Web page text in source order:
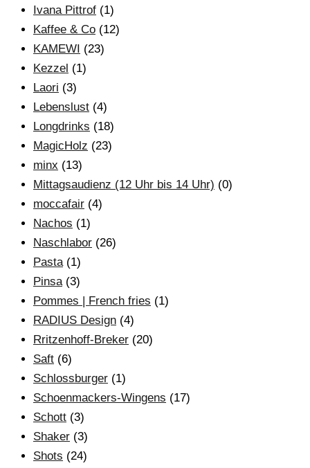
Ivana Pittrof (1)
Kaffee & Co (12)
KAMEWI (23)
Kezzel (1)
Laori (3)
Lebenslust (4)
Longdrinks (18)
MagicHolz (23)
minx (13)
Mittagsaudienz (12 Uhr bis 14 Uhr) (0)
moccafair (4)
Nachos (1)
Naschlabor (26)
Pasta (1)
Pinsa (3)
Pommes | French fries (1)
RADIUS Design (4)
Rritzenhoff-Breker (20)
Saft (6)
Schlossburger (1)
Schoenmackers-Wingens (17)
Schott (3)
Shaker (3)
Shots (24)